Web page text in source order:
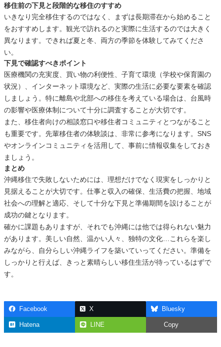
移住前の下見と段階的な移住のすすめ
いきなり完全移住するのではなく、まずは長期滞在から始めること
をおすすめします。観光で訪れるのと実際に生活するのでは大きく
異なります。できれば夏と冬、両方の季節を体験してみてくださ
い。
下見で確認すべきポイント
医療機関の充実度、買い物の利便性、子育て環境（学校や保育園の
状況）、インターネット環境など、実際の生活に必要な要素を確認
しましょう。特に離島や北部への移住を考えている場合は、台風時
の影響や医療体制について十分に調査することが大切です。
また、移住者向けの相談窓口や移住者コミュニティとつながること
も重要です。先輩移住者の体験談は、非常に参考になります。SNS
やオンラインコミュニティを活用して、事前に情報収集をしておき
ましょう。
まとめ
沖縄移住で失敗しないためには、理想だけでなく現実をしっかりと
見据えることが大切です。仕事と収入の確保、生活費の把握、地域
社会への理解と適応、そして十分な下見と準備期間を設けることが
成功の鍵となります。
確かに課題もありますが、それでも沖縄には他では得られない魅力
があります。美しい自然、温かい人々、独特の文化…これらを楽し
みながら、自分らしい沖縄ライフを築いていってください。準備を
しっかりと行えば、きっと素晴らしい移住生活が待っているはずで
す。
Facebook X Bluesky
Hatena LINE Copy